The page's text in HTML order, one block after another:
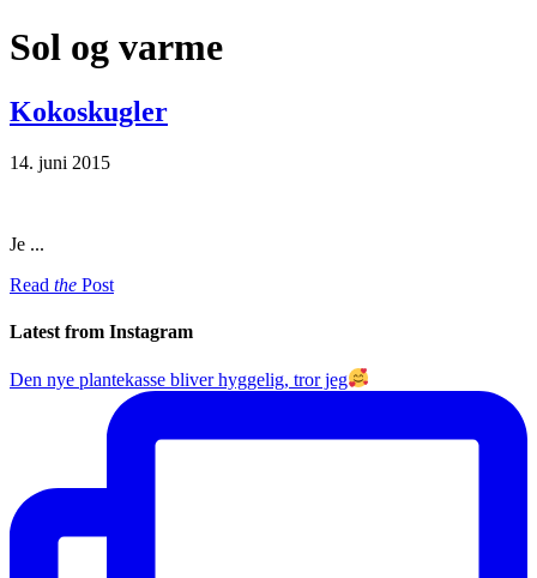
Sol og varme
Kokoskugler
14. juni 2015
Je ...
Read the Post
Latest from Instagram
Den nye plantekasse bliver hyggelig, tror jeg